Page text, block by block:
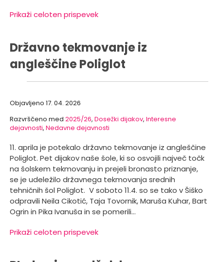
Prikaži celoten prispevek
Državno tekmovanje iz
angleščine Poliglot
Objavljeno 17. 04. 2026
Razvrščeno med 2025/26, Dosežki dijakov, Interesne
dejavnosti, Nedavne dejavnosti
11. aprila je potekalo državno tekmovanje iz angleščine
Poliglot. Pet dijakov naše šole, ki so osvojili največ točk
na šolskem tekmovanju in prejeli bronasto priznanje,
se je udeležilo državnega tekmovanja srednih
tehničnih šol Poliglot. V soboto 11.4. so se tako v Šiško
odpravili Neila Cikotić, Taja Tovornik, Maruša Kuhar, Bart
Ogrin in Pika Ivanuša in se pomerili…
Prikaži celoten prispevek